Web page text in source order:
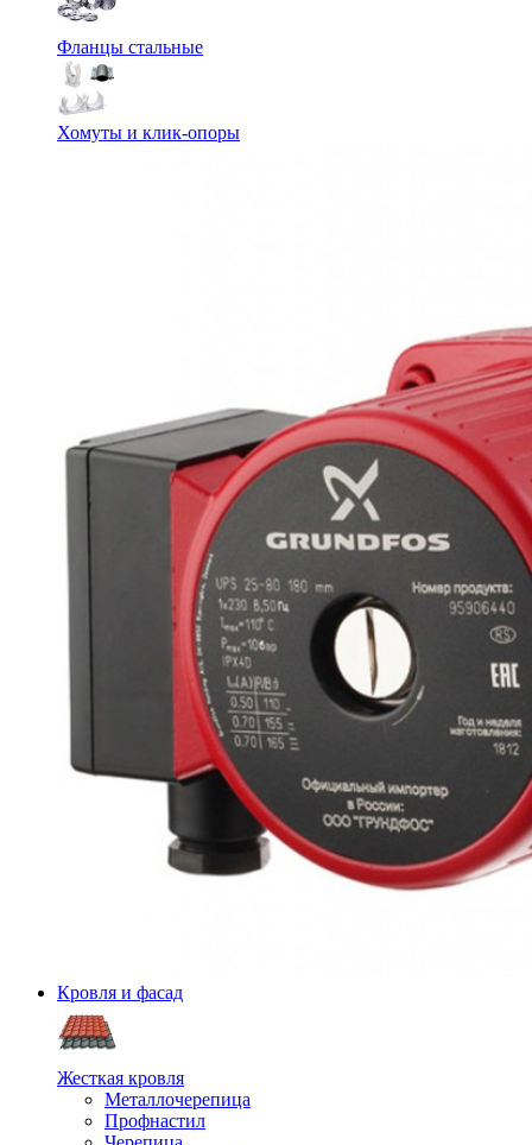
Фланцы стальные
Хомуты и клик-опоры
Кровля и фасад
Жесткая кровля
Металлочерепица
Профнастил